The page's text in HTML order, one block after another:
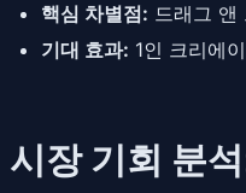
핵심 차별점: 드래그
기대 효과: 1인 크리에
시장 기회 분